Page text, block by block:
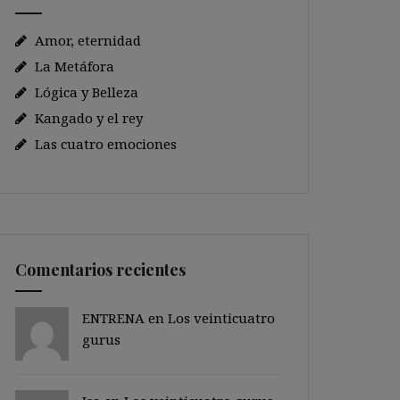
Amor, eternidad
La Metáfora
Lógica y Belleza
Kangado y el rey
Las cuatro emociones
Comentarios recientes
ENTRENA en Los veinticuatro
gurus